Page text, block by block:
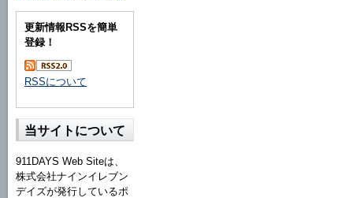
更新情報RSSを簡単
登録！
RSSについて
当サイトについて
911DAYS Web Siteは、
株式会社ナインイレブン
デイズが発行しているポ